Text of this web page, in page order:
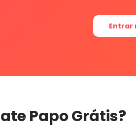
Entrar
Papo Grátis?